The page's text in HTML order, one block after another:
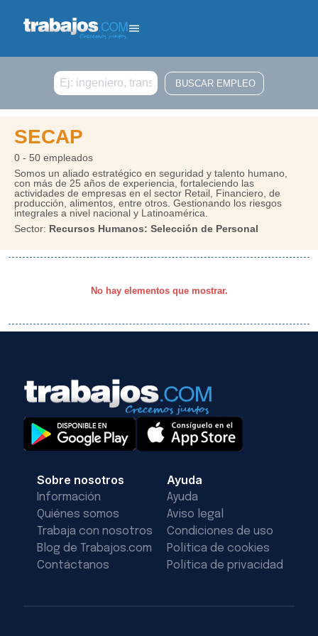
Buscar
SECAP
0 - 50 empleados
Somos un aliado estratégico en seguridad y talento humano,
con más de 25 años de experiencia, fortaleciendo las
actividades de empresas en el sector Retail, Financiero, de
producción, alimentos, entre otros. Gestionando los riesgos
integrales a nivel nacional y Latinoamérica.
Sector: Recursos Humanos: Selección de Personal
No hay elementos que mostrar.
Sobre nosotros
Información
Quiénes somos
Trabaja con nosotros
Blog de Trabajos.com
Contáctanos
Ayuda
Ayuda
Aviso legal
Condiciones de uso
Política de cookies
Política de privacidad